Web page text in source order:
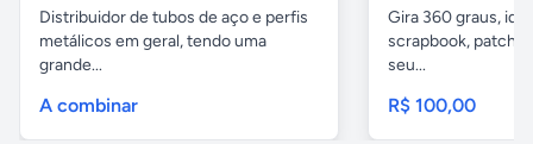
Distribuidor de tubos de aço e perfis
metálicos em geral, tendo uma
grande...
A combinar
Gira 360 graus,
scrapbook,
seu...
R$ 100,00